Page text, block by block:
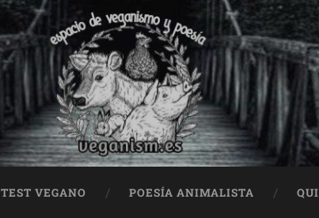
TEST VEGANO POESÍA ANIMALISTA